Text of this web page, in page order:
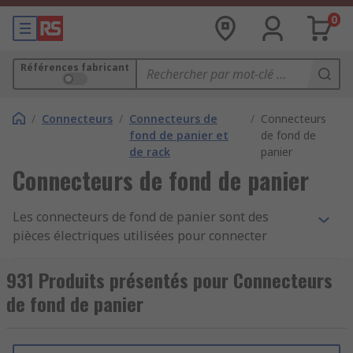
0
Références fabricant
/ Connecteurs / Connecteurs de
fond de panier et
de rack
/ Connecteurs
de fond de
panier
Connecteurs de fond de panier
Les connecteurs de fond de panier sont des
pièces électriques utilisées pour connecter
système informatique. Chaque broche sur chaque
connecteur de fond de panier est liée à la même
broche relative de tous les autres connecteurs
d'ordinateur. Les connecteurs de fond de panier
931 Produits présentés pour Connecteurs
de fond de panier